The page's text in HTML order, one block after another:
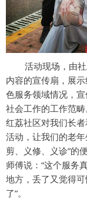
活动现场，由
内容的宣传扇，展
色服务领域情况，
社会工作的工作范
红荔社区对我们长
活动，让我们的老
剪、义修、义诊”的
师傅说：“这个服务
地方，丢了又觉得
了”。